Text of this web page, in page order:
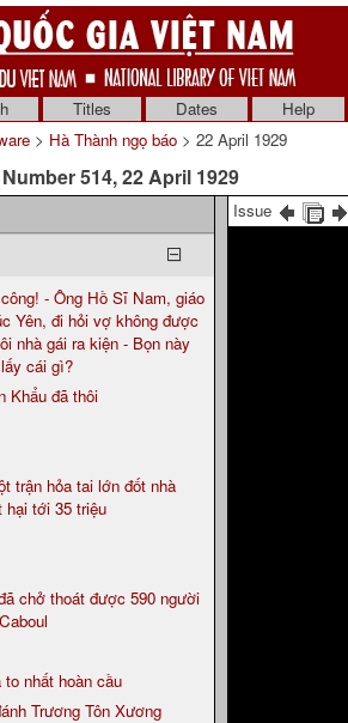
Titles Dates
Help
> Hà Thành ngọ báo > 22 April 1929
514, 22 April 1929
- Ông Hồ Sĩ Nam, giáo
Yên, đi hỏi vợ không được
nhà gái ra kiện - Bọn này
cái gì?
Khẩu đã thôi
trận hỏa tai lớn đốt nhà
hại tới 35 triệu
chở thoát được 590 người
nhất hoàn cầu
Trương Tôn Xương
Issue